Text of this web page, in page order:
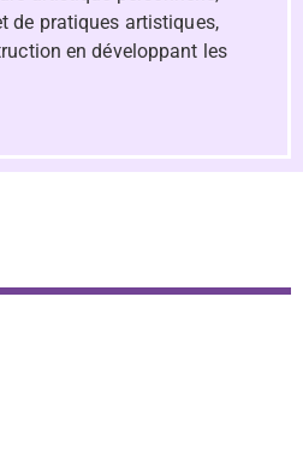
de pratiques artistiques,
en développant les